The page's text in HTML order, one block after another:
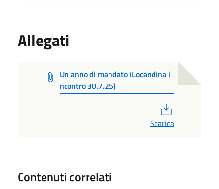
Allegati
Un anno di mandato (Locandina i
ncontro 30.7.25)
Scarica
Contenuti correlati